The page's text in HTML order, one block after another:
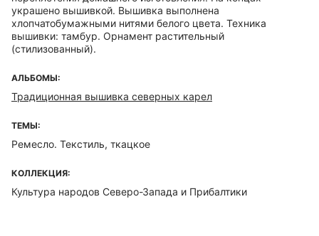
украшено вышивкой. Вышивка выполнена
хлопчатобумажными нитями белого цвета. Техника
вышивки: тамбур. Орнамент растительный
(стилизованный).
АЛЬБОМЫ:
Традиционная вышивка северных карел
ТЕМЫ:
Ремесло. Текстиль, ткацкое
КОЛЛЕКЦИЯ:
Культура народов Северо-Запада и Прибалтики